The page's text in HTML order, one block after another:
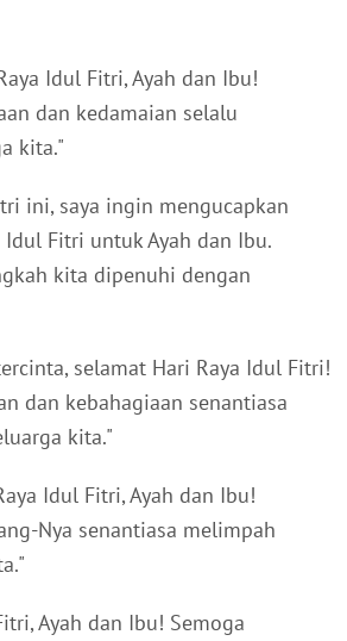
Idul Fitri, Ayah dan Ibu!
dan kedamaian selalu
kita."
ini, saya ingin mengucapkan
Idul Fitri untuk Ayah dan Ibu.
kita dipenuhi dengan
selamat Hari Raya Idul Fitri!
dan kebahagiaan senantiasa
kita."
Idul Fitri, Ayah dan Ibu!
Nya senantiasa melimpah
Ayah dan Ibu! Semoga